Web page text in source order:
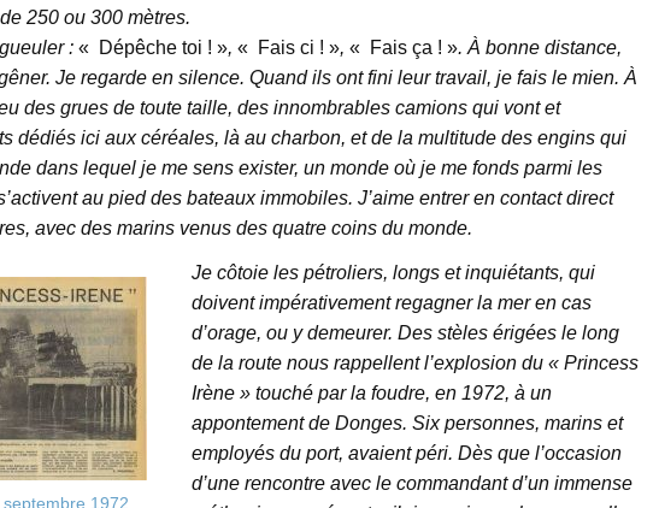
250 ou 300 mètres.
: « Dépêche toi ! », « Fais ci ! », « Fais ça ! ». À bonne distance,
Je regarde en silence. Quand ils ont fini leur travail, je fais le mien. À
des grues de toute taille, des innombrables camions qui vont et
dédiés ici aux céréales, là au charbon, et de la multitude des engins qui
dans lequel je me sens exister, un monde où je me fonds parmi les
au pied des bateaux immobiles. J’aime entrer en contact direct
avec des marins venus des quatre coins du monde.
septembre 1972.
Je côtoie les pétroliers, longs et inquiétants, qui
doivent impérativement regagner la mer en cas
d’orage, ou y demeurer. Des stèles érigées le long
de la route nous rappellent l’explosion du « Princess
Irène » touché par la foudre, en 1972, à un
appontement de Donges. Six personnes, marins et
employés du port, avaient péri. Dès que l’occasion
d’une rencontre avec le commandant d’un immense